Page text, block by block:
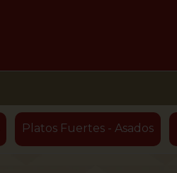
Platos Fuertes - Asados